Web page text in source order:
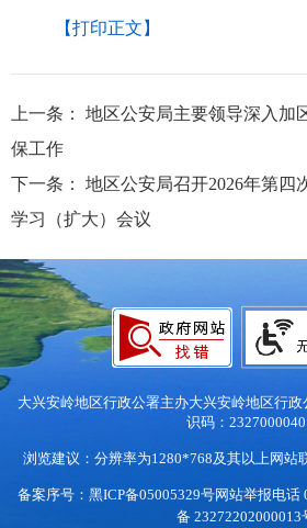
【打印正文】
上一条：
地区公安局主要领导深入加
保工作
下一条：
地区公安局召开2026年第四
学习（扩大）会议
大兴安岭地区行政公署主办大兴安岭地区行
识码：2327000040
浏览建议：分辨率为1280*768及其以上网站
备案序号：黑ICP备05005329号网站举报电话
备 23272202000013